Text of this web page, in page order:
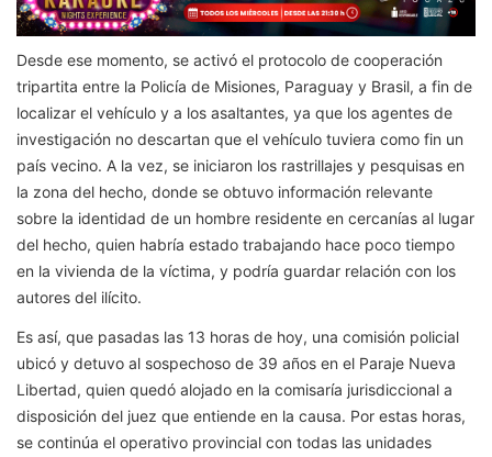
Desde ese momento, se activó el protocolo de cooperación
tripartita entre la Policía de Misiones, Paraguay y Brasil, a fin de
localizar el vehículo y a los asaltantes, ya que los agentes de
investigación no descartan que el vehículo tuviera como fin un
país vecino. A la vez, se iniciaron los rastrillajes y pesquisas en
la zona del hecho, donde se obtuvo información relevante
sobre la identidad de un hombre residente en cercanías al lugar
del hecho, quien habría estado trabajando hace poco tiempo
en la vivienda de la víctima, y podría guardar relación con los
autores del ilícito.
Es así, que pasadas las 13 horas de hoy, una comisión policial
ubicó y detuvo al sospechoso de 39 años en el Paraje Nueva
Libertad, quien quedó alojado en la comisaría jurisdiccional a
disposición del juez que entiende en la causa. Por estas horas,
se continúa el operativo provincial con todas las unidades